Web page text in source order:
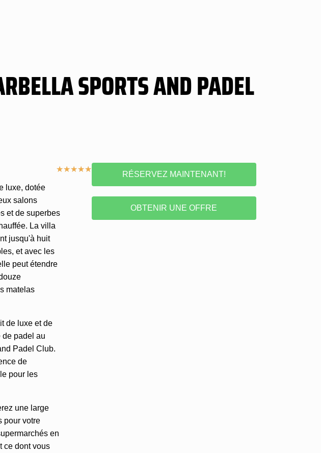
SPORTS AND PADEL
★★★★★
luxe, dotée
salons
et de superbes
La villa
jusqu'à huit
et avec les
peut étendre
matelas
de luxe et de
de padel au
Padel Club.
de
pour les
une large
pour votre
en
ce dont vous
RÉSERVEZ MAINTENANT!
OBTENIR UNE OFFRE